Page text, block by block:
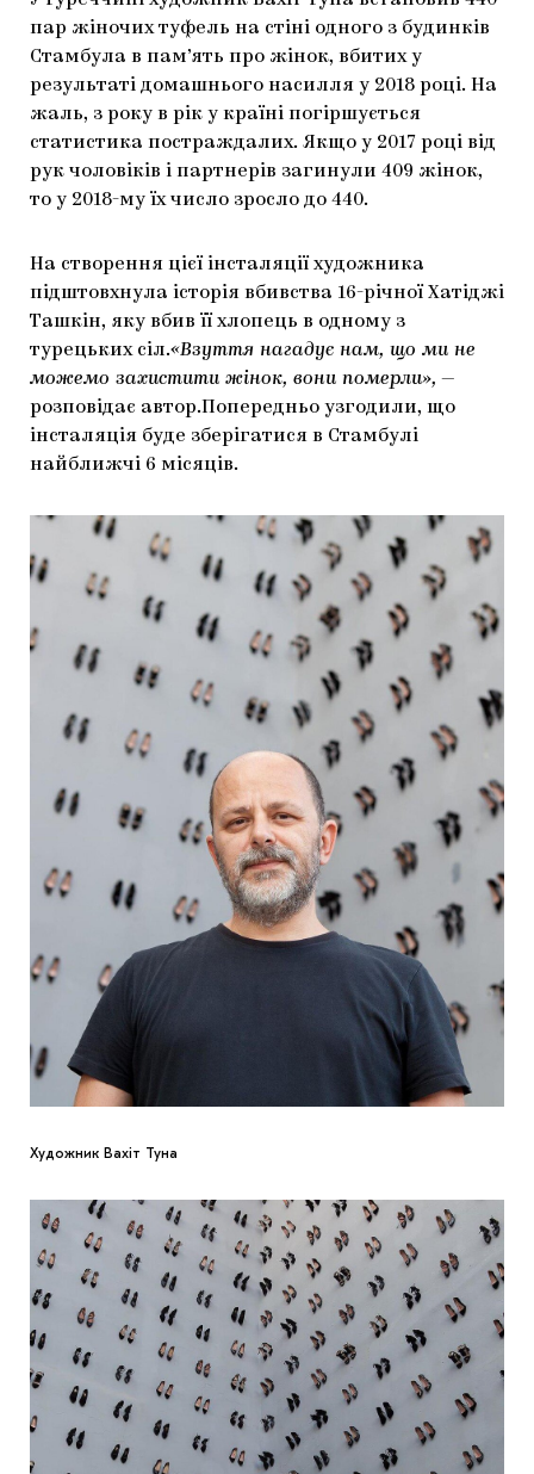
ГАЛЕРЕЇ
АРТЦЕНТРИ
КНИЖКИ І ЖУРНАЛИ
ЯК ПІДТРИМУВАТИ УКРАЇНСЬКЕ МИСТЕЦТВО
МАРІУПОЛЬСЬКІ МАРГІНАЛІЇ
CARPATHIAN CULT ПРО РІЗДВЯНІ СВЯТА
пар жіночих туфель на стіні одного з будинків
Стамбула в пам’ять про жінок, вбитих у
результаті домашнього насилля у 2018 році. На
жаль, з року в рік у країні погіршується
статистика постраждалих. Якщо у 2017 році від
рук чоловіків і партнерів загинули 409 жінок,
то у 2018-му їх число зросло до 440.
На створення цієї інсталяції художника
підштовхнула історія вбивства 16-річної Хатіджі
Ташкін, яку вбив її хлопець в одному з
турецьких сіл.«Взуття нагадує нам, що ми не
можемо захистити жінок, вони померли», —
розповідає автор.Попередньо узгодили, що
інсталяція буде зберігатися в Стамбулі
найближчі 6 місяців.
Художник Вахіт Туна